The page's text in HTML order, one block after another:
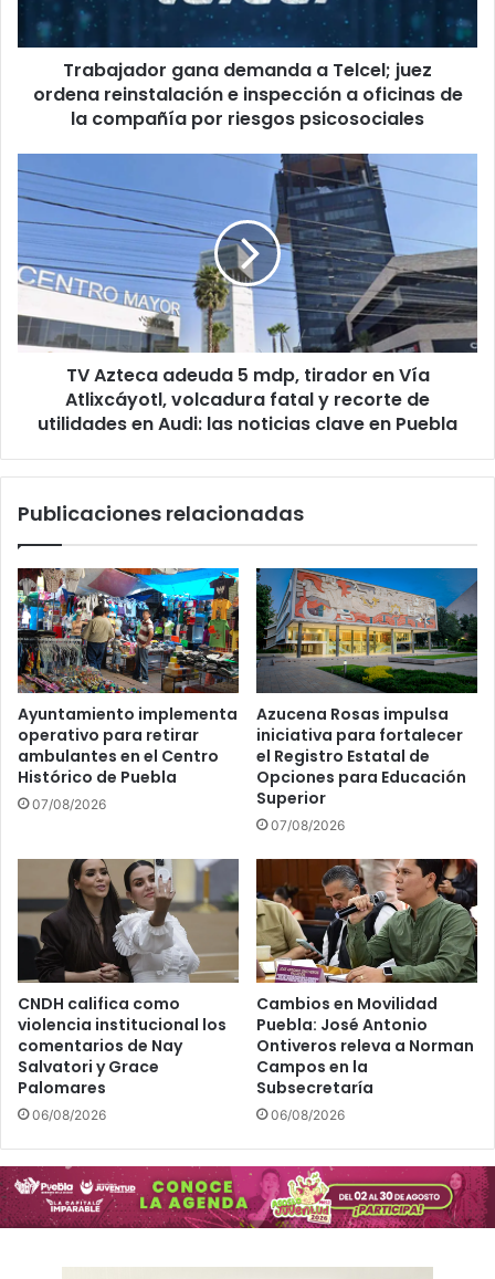
reinstalación
e
inspección
compañía
por
riesgos
psicosociales
Trabajador gana demanda a Telcel; juez
ordena reinstalación e inspección a oficinas de
la compañía por riesgos psicosociales
adeuda
mdp,
tirador
Vía
Atlixcáyotl,
volcadura
de
en
noticias
clave
en
Puebla
TV Azteca adeuda 5 mdp, tirador en Vía
Atlixcáyotl, volcadura fatal y recorte de
utilidades en Audi: las noticias clave en Puebla
Publicaciones relacionadas
Ayuntamiento implementa
operativo para retirar
ambulantes en el Centro
Histórico de Puebla
07/08/2026
Azucena Rosas impulsa
iniciativa para fortalecer
el Registro Estatal de
Opciones para Educación
Superior
07/08/2026
CNDH califica como
violencia institucional los
comentarios de Nay
Salvatori y Grace
Palomares
06/08/2026
Cambios en Movilidad
Puebla: José Antonio
Ontiveros releva a Norman
Campos en la
Subsecretaría
06/08/2026